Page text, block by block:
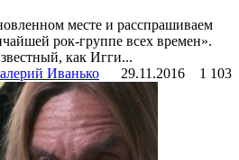
месте и расспрашиваем
рок-группе всех времен».
как Игги...
Иванько 29.11.2016 1 103